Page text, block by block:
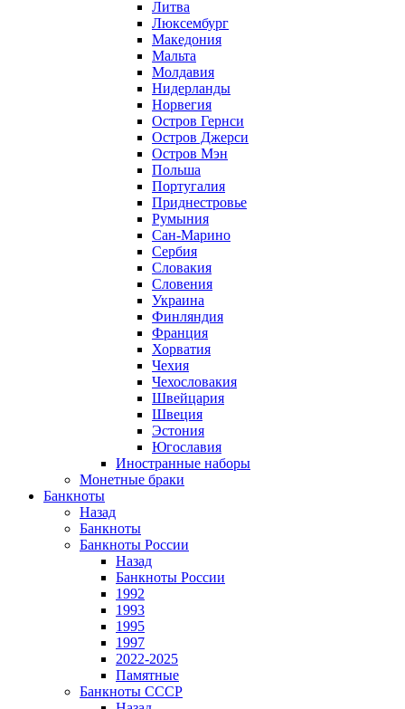
Литва
Люксембург
Македония
Мальта
Молдавия
Нидерланды
Норвегия
Остров Гернси
Остров Джерси
Остров Мэн
Польша
Португалия
Приднестровье
Румыния
Сан-Марино
Сербия
Словакия
Словения
Украина
Финляндия
Франция
Хорватия
Чехия
Чехословакия
Швейцария
Швеция
Эстония
Югославия
Иностранные наборы
Монетные браки
Банкноты
Назад
Банкноты
Банкноты России
Назад
Банкноты России
1992
1993
1995
1997
2022-2025
Памятные
Банкноты СССР